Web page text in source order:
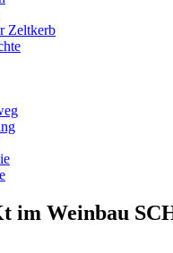
Zeltkerb
im Weinbau